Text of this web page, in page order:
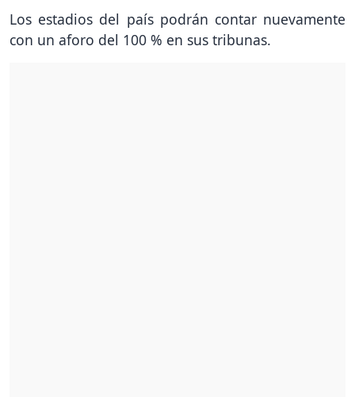
Los estadios del país podrán contar nuevamente
con un aforo del 100 % en sus tribunas.